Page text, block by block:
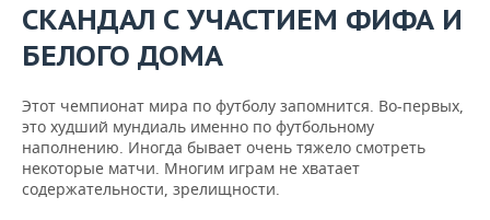
СКАНДАЛ С УЧАСТИЕМ ФИФА И
БЕЛОГО ДОМА
Этот чемпионат мира по футболу запомнится. Во-первых,
это худший мундиаль именно по футбольному
наполнению. Иногда бывает очень тяжело смотреть
некоторые матчи. Многим играм не хватает
содержательности, зрелищности.